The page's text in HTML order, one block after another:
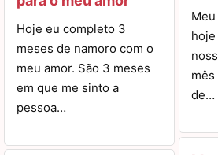
Hoje eu completo 3
meses de namoro com o
meu amor. São 3 meses
em que me sinto a
pessoa…
hoje
de…